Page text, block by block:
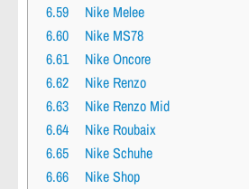
6.59
Nike Melee
6.60
Nike MS78
6.61
Nike Oncore
6.62
Nike Renzo
6.63
Nike Renzo Mid
6.64
Nike Roubaix
6.65
Nike Schuhe
6.66
Nike Shop